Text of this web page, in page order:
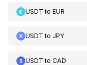
USDT to EUR
USDT to JPY
USDT to CAD